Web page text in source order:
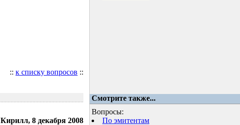
:: к списку вопросов ::
Смотрите также...
Кирилл, 8 декабря 2008
Вопросы:
По эмитентам